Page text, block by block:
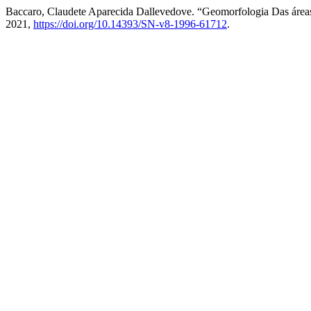
Baccaro, Claudete Aparecida Dallevedove. “Geomorfologia Das
2021, https://doi.org/10.14393/SN-v8-1996-61712.